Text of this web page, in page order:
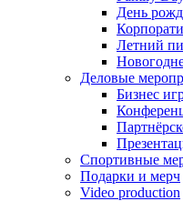
День
Летний
Деловые
Бизнес
Спортивные
Подарки и мерч
Video production